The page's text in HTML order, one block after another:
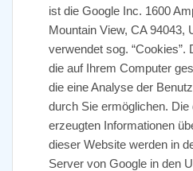
ist die Google Inc. 1600
Mountain View, CA 94043,
verwendet sog. “Cookies”.
die auf Ihrem Computer
die eine Analyse der
durch Sie ermöglichen.
erzeugten Informationen
dieser Website werden in
Server von Google in den